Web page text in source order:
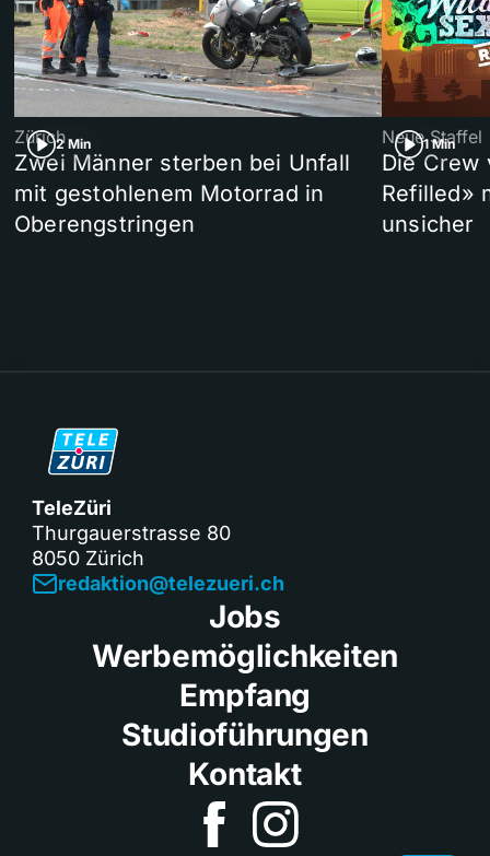
2 Min
Zürich
Zwei Männer sterben bei Unfall
mit gestohlenem Motorrad in
Oberengstringen
1 Min
Neue Staffel
Die Crew
Refilled»
unsicher
TeleZüri
Thurgauerstrasse 80
8050 Zürich
redaktion@telezueri.ch
Jobs
Werbemöglichkeiten
Empfang
Studioführungen
Kontakt